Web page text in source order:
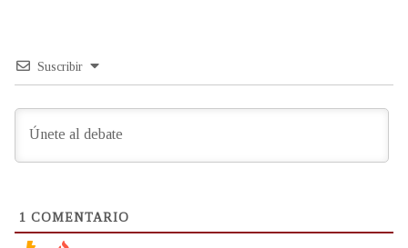
Suscribir
1 COMENTARIO